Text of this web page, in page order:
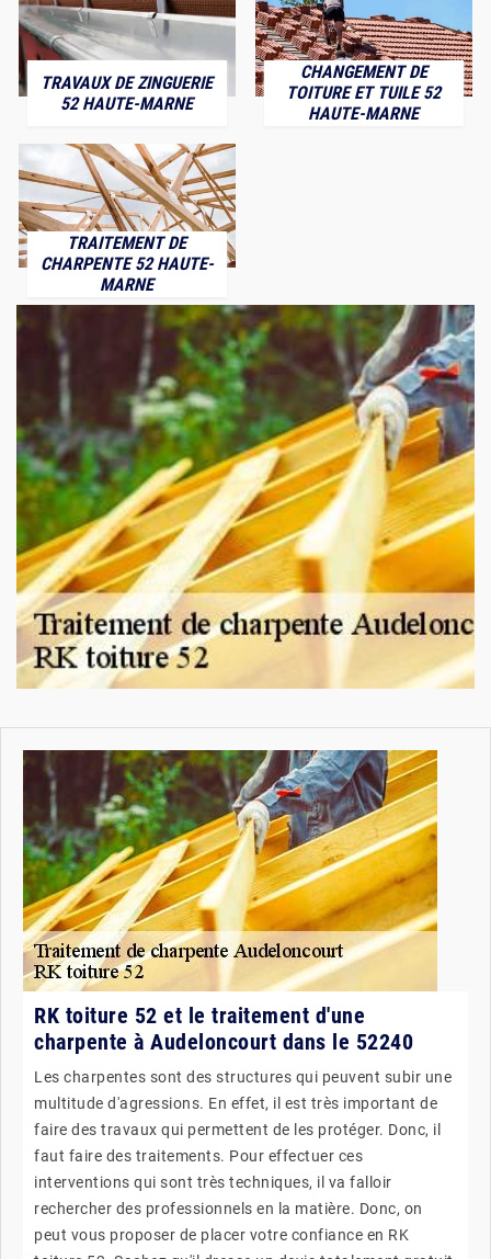
TRAVAUX DE ZINGUERIE
52 HAUTE-MARNE
CHANGEMENT DE
TOITURE ET TUILE 52
HAUTE-MARNE
TRAITEMENT DE
CHARPENTE 52 HAUTE-
MARNE
RK toiture 52 et le traitement d'une
charpente à Audeloncourt dans le 52240
Les charpentes sont des structures qui peuvent subir une
multitude d'agressions. En effet, il est très important de
faire des travaux qui permettent de les protéger. Donc, il
faut faire des traitements. Pour effectuer ces
interventions qui sont très techniques, il va falloir
rechercher des professionnels en la matière. Donc, on
peut vous proposer de placer votre confiance en RK